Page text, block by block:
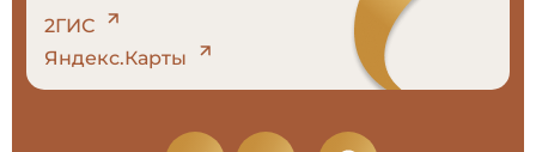
2ГИС
Яндекс.Карты